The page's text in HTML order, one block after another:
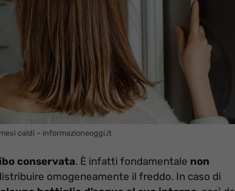
caldi – informazioneoggi.it
conservata. È infatti fondamentale non
omogeneamente il freddo. In caso di